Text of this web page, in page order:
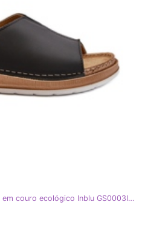
Chinelos femininos confortáveis ​​em couro ecológico Inblu GS0003I1 preto